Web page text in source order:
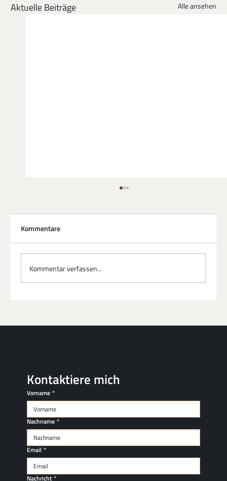
Aktuelle Beiträge Alle ansehen
Kommentare
Kommentar verfassen...
Kontaktiere mich
Vorname *
Nachname *
Email *
Nachricht *